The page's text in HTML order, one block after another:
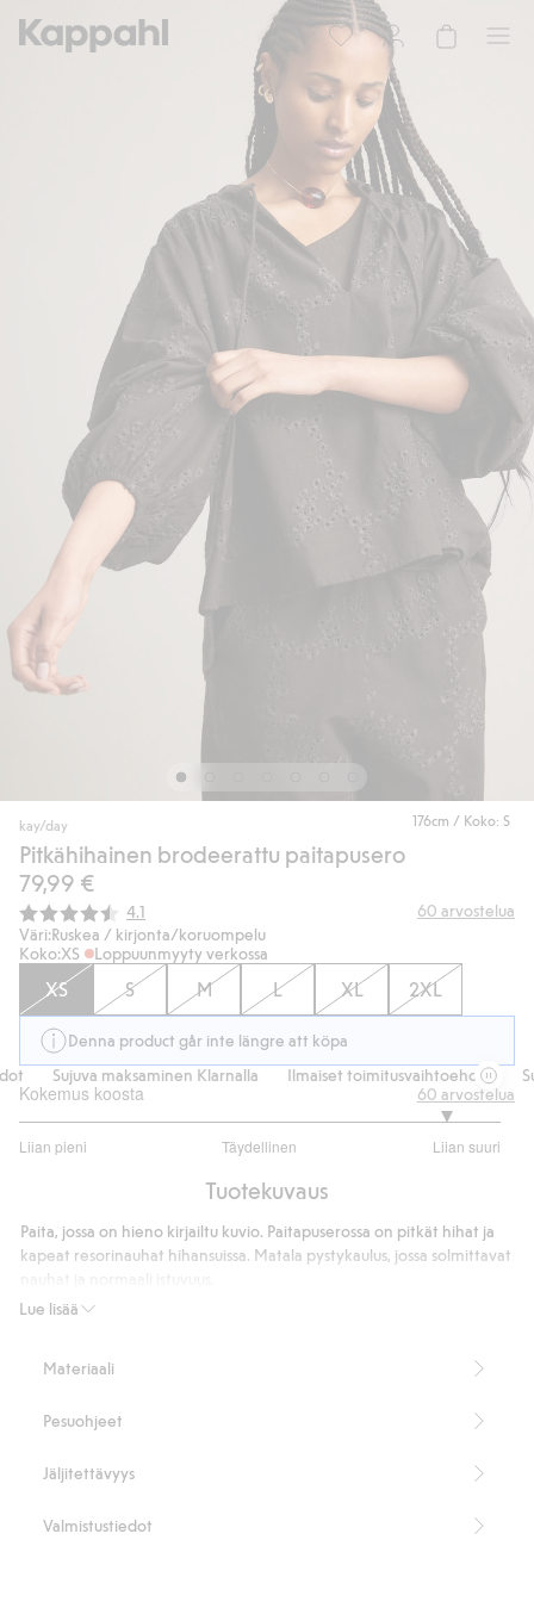
176cm / Koko: S
kay/day
Pitkähihainen brodeerattu paitapusero
79,99 €
Keskimääräinen luokitus:
4.1 60 arvostelua
Väri:Ruskea / kirjonta/koruompelu
Koko:XS Loppuunmyyty verkossa
XS S M L XL 2XL
Denna product går inte längre att köpa
Sujuva maksaminen Klarnalla Ilmaiset toimitusvaihtoehdot
Kokemus koosta
Liian pieni Täydellinen Liian suuri
/
ääneen
60 arvostelua
Tuotekuvaus
Lue lisää
Paita, jossa on hieno kirjailtu kuvio. Paitapuserossa on pitkät hihat ja
kapeat resorinauhat hihansuissa. Matala pystykaulus, jossa solmittavat
yksinkertaisia vaatteita. Istuvuus on väljä. Mukavia vaatteita
Pitkät hihat
Pituus 69 cm koossa S.
Tuotenumero
447813
Materiaali
Pesuohjeet
Jäljitettävyys
Valmistustiedot